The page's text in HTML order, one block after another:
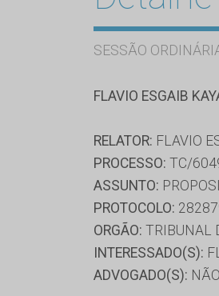
SESSÃO
FLAVIO ESGAIB
RELATOR: FLAVIO
PROCESSO: TC/
ASSUNTO:
PROTOCOLO:
ORGÃO: TRIBUNAL
INTERESSADO(S):
ADVOGADO(S):